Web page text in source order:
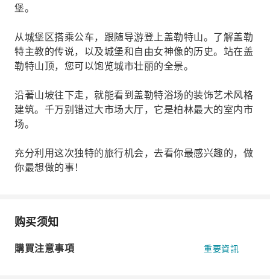
堡。
从城堡区搭乘公车，跟随导游登上盖勒特山。了解盖勒
特主教的传说，以及城堡和自由女神像的历史。站在盖
勒特山顶，您可以饱览城市壮丽的全景。
沿著山坡往下走，就能看到盖勒特浴场的装饰艺术风格
建筑。千万别错过大市场大厅，它是柏林最大的室内市
场。
充分利用这次独特的旅行机会，去看你最感兴趣的，做
你最想做的事！
购买须知
購買注意事項 重要資訊